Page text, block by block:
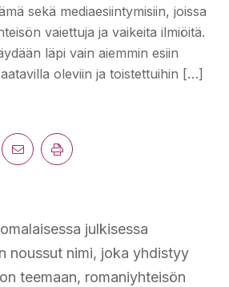
sekä mediaesiintymisiin, joissa
vaiettuja ja vaikeita ilmiöitä.
läpi vain aiemmin esiin
oleviin ja toistettuihin […]
julkisessa
noussut nimi, joka yhdistyy
teemaan, romaniyhteisön